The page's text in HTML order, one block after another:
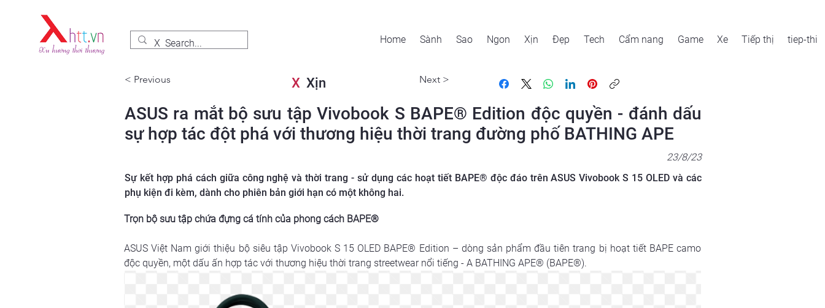
Home Sành Sao Ngon Xịn Đẹp Tech Cẩm nang Game Xe Tiếp thị tiep-thi
< Previous X Xịn Next >
ASUS ra mắt bộ sưu tập Vivobook S BAPE® Edition độc quyền - đánh dấu
sự hợp tác đột phá với thương hiệu thời trang đường phố BATHING APE
23/8/23
Sự kết hợp phá cách giữa công nghệ và thời trang - sử dụng các hoạt tiết BAPE® độc đáo trên ASUS Vivobook S 15 OLED và các
phụ kiện đi kèm, dành cho phiên bản giới hạn có một không hai.
Trọn bộ sưu tập chứa đựng cá tính của phong cách BAPE®
ASUS Việt Nam giới thiệu bộ siêu tập Vivobook S 15 OLED BAPE® Edition – dòng sản phẩm đầu tiên trang bị hoạt tiết BAPE camo
độc quyền, một dấu ấn hợp tác với thương hiệu thời trang streetwear nổi tiếng - A BATHING APE® (BAPE®).